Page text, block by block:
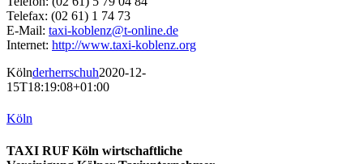
Telefax: (02 61) 1 74 73
E-Mail: taxi-koblenz@t-online.de
Internet: http://www.taxi-koblenz.org
Kölnderherrschuh2020-12-
15T18:19:08+01:00
Köln
TAXI RUF Köln wirtschaftliche